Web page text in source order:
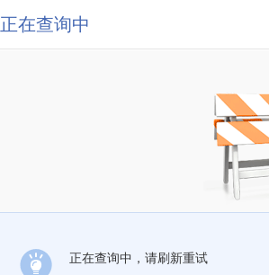
正在查询中
正在查询中，请刷新重试